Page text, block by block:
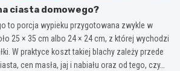
ciasta domowego?
to porcja wypieku przygotowana zwykle w
25 × 35 cm albo 24 × 24 cm, z której wychodzi
W praktyce koszt takiej blachy zależy przede
cen masła, jaj i nabiału oraz od tego, czy…